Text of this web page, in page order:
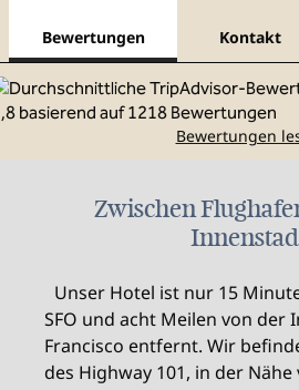
Bewertungen Kontakt
Bewertungen
Zwischen
Unser Hotel ist nur 15
SFO und acht Meilen von der
Francisco entfernt. Wir
des Highway 101, in der